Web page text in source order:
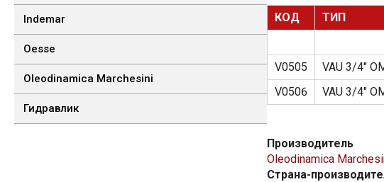
Indemar
Oesse
Oleodinamica Marchesini
Гидравлик
КОД ТИП
V0505
VAU 3/4"
V0506
VAU 3/4"
Производитель
Oleodinamica
Страна-